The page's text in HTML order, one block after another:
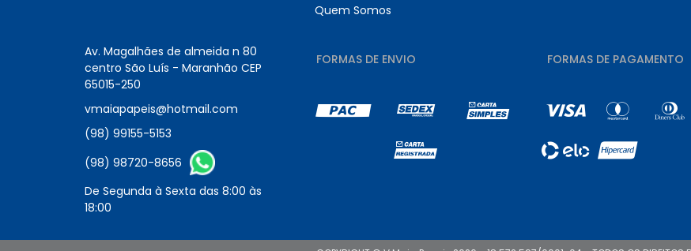
Quem Somos
Av. Magalhães de almeida n 80
centro São Luís - Maranhão CEP
65015-250
vmaiapapeis@hotmail.com
(98) 99155-5153
(98) 98720-8656
De Segunda à Sexta das 8:00 às
18:00
FORMAS DE ENVIO FORMAS DE PAGAMENTO